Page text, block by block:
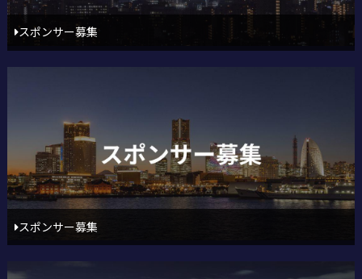
スポンサー募集
スポンサー募集